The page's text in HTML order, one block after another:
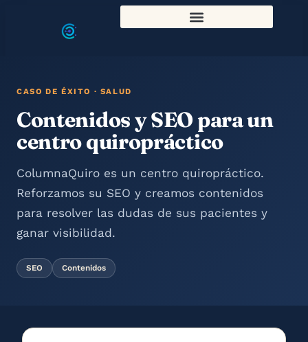
CASO DE ÉXITO · SALUD
Contenidos y SEO para un
centro quiropráctico
ColumnaQuiro es un centro quiropráctico.
Reforzamos su SEO y creamos contenidos
para resolver las dudas de sus pacientes y
ganar visibilidad.
SEO Contenidos